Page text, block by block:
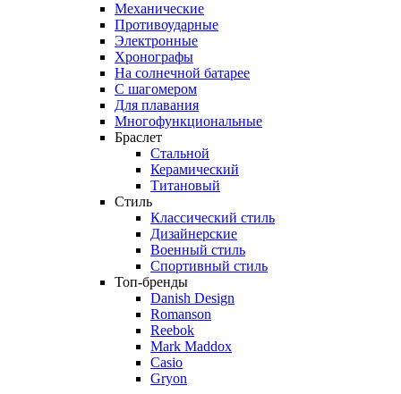
Механические
Противоударные
Электронные
Хронографы
На солнечной батарее
С шагомером
Для плавания
Многофункциональные
Браслет
Стальной
Керамический
Титановый
Стиль
Классический стиль
Дизайнерские
Военный стиль
Спортивный стиль
Топ-бренды
Danish Design
Romanson
Reebok
Mark Maddox
Casio
Gryon